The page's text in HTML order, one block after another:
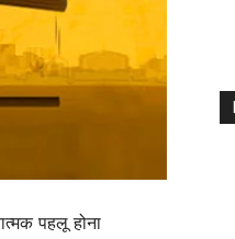
पहलू होना